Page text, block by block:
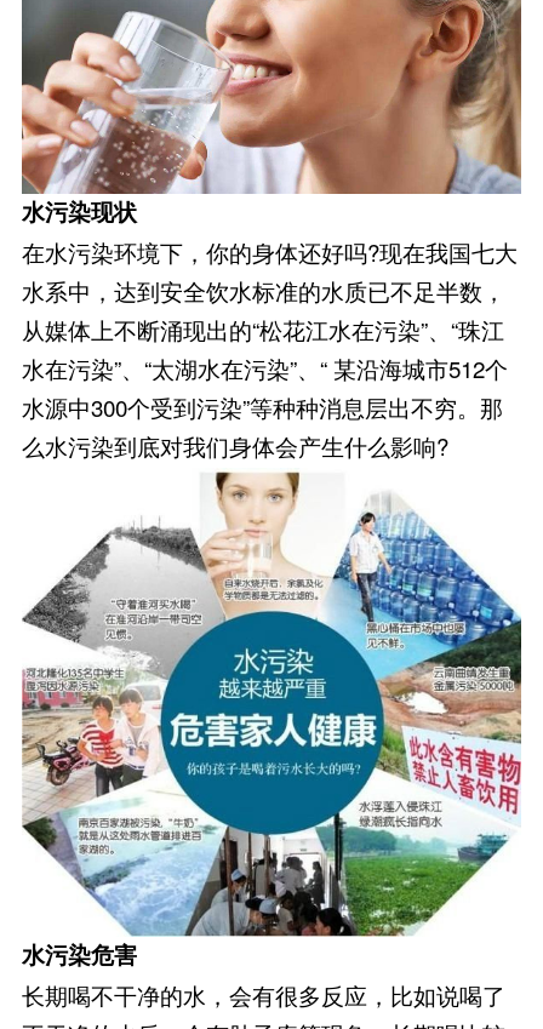
水污染现状
在水污染环境下，你的身体还好吗?现在我国七大
水系中，达到安全饮水标准的水质已不足半数，
从媒体上不断涌现出的“松花江水在污染”、“珠江
水在污染”、“太湖水在污染”、“ 某沿海城市512个
水源中300个受到污染”等种种消息层出不穷。那
么水污染到底对我们身体会产生什么影响?
水污染危害
长期喝不干净的水，会有很多反应，比如说喝了